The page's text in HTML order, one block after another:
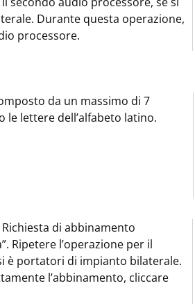
Durante questa operazione,
processore.
da un massimo di 7
le lettere dell’alfabeto latino.
di abbinamento
Ripetere l’operazione per il
è portatori di impianto bilaterale.
l’abbinamento, cliccare